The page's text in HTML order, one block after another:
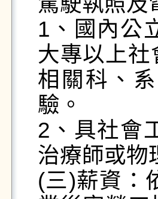
1、國內公
大專以上
相關科、
驗。
2、具社會
治療師或物
(三)薪資：